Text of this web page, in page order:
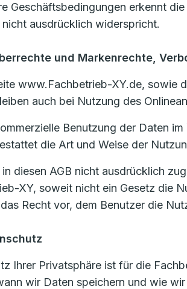
Geschäftsbedingungen erkennt
nicht ausdrücklich widerspricht.
und Markenrechte,
www.Fachbetrieb-XY.de, sowie
auch bei Nutzung des
Benutzung der Daten
die Art und Weise der
diesen AGB nicht ausdrücklich
XY, soweit nicht ein Gesetz die
Recht vor, dem Benutzer die
Ihrer Privatsphäre ist für die
wir Daten speichern und wie